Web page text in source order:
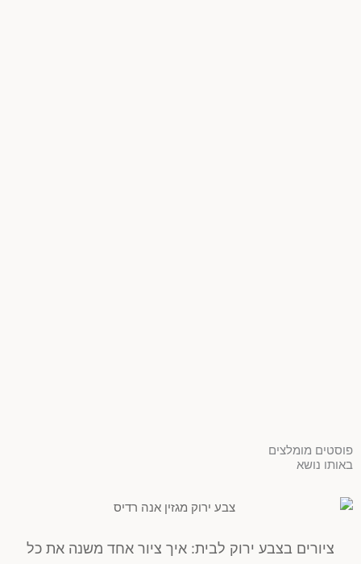
פוסטים מומלצים
באותו נושא
ציורים בצבע ירוק לבית: איך ציור אחד משנה את כל